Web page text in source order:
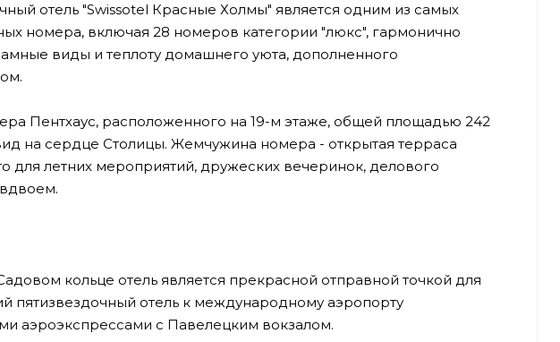
отель "Swissotel Красные Холмы" является одним из самых
номера, включая 28 номеров категории "люкс", гармонично
виды и теплоту домашнего уюта, дополненного
Пентхаус, расположенного на 19-м этаже, общей площадью 242
на сердце Столицы. Жемчужина номера - открытая терраса
для летних мероприятий, дружеских вечеринок, делового
кольце отель является прекрасной отправной точкой для
пятизвездочный отель к международному аэропорту
аэроэкспрессами с Павелецким вокзалом.